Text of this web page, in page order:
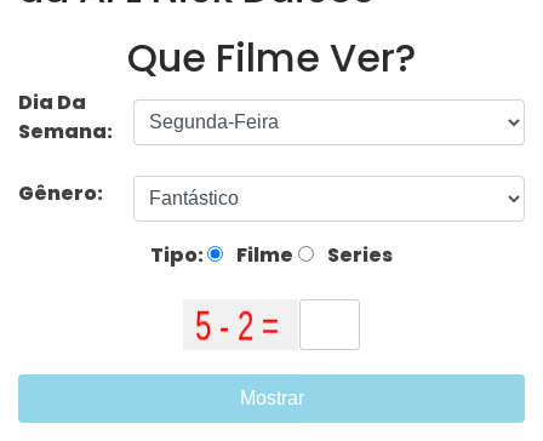
Que Filme Ver?
Dia Da
Semana:
Gênero:
Tipo: Filme Series
Mostrar